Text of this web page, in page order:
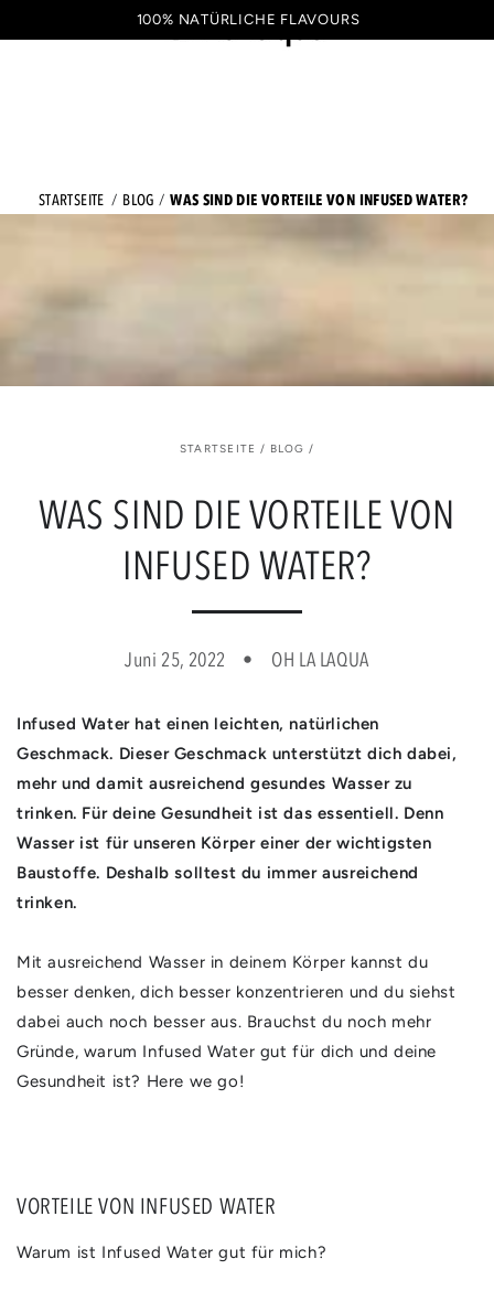
ZUM INHALT SPRINGEN100% NATÜRLICHE FLAVOURS
STARTSEITE BLOG WAS SIND DIE VORTEILE VON INFUSED WATER?
STARTSEITE / BLOG /
WAS SIND DIE VORTEILE VON
INFUSED WATER?
Juni 25, 2022 OH LA LAQUA
Infused Water hat einen leichten, natürlichen
Geschmack. Dieser Geschmack unterstützt dich dabei,
mehr und damit ausreichend gesundes Wasser zu
trinken. Für deine Gesundheit ist das essentiell. Denn
Wasser ist für unseren Körper einer der wichtigsten
Baustoffe. Deshalb solltest du immer ausreichend
trinken.
Mit ausreichend Wasser in deinem Körper kannst du
besser denken, dich besser konzentrieren und du siehst
dabei auch noch besser aus. Brauchst du noch mehr
Gründe, warum Infused Water gut für dich und deine
Gesundheit ist? Here we go!
VORTEILE VON INFUSED WATER
Warum ist Infused Water gut für mich?